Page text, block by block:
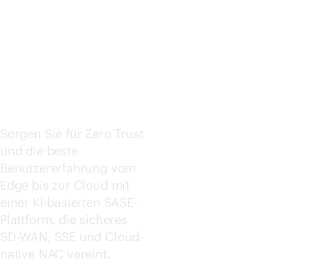
Sorgen Sie für Zero Trust
und die beste
Benutzererfahrung vom
Edge bis zur Cloud mit
einer KI-basierten SASE-
Plattform, die sicheres
SD-WAN, SSE und Cloud-
native NAC vereint.